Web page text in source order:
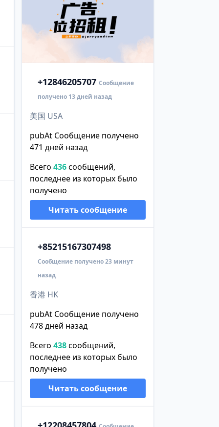
+12846205707 Сообщение
получено 13 дней назад
美国 USA
pubAt Сообщение получено
471 дней назад
Всего 436сообщений,
последнее из которых было
получено
Читать сообщение
+85215167307498
Сообщение получено 23 минут
назад
香港 HK
pubAt Сообщение получено
478 дней назад
Всего 438сообщений,
последнее из которых было
получено
Читать сообщение